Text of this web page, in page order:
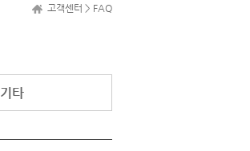
고객센터 > FAQ
기타